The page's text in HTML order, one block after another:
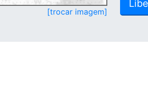
[trocar imagem]